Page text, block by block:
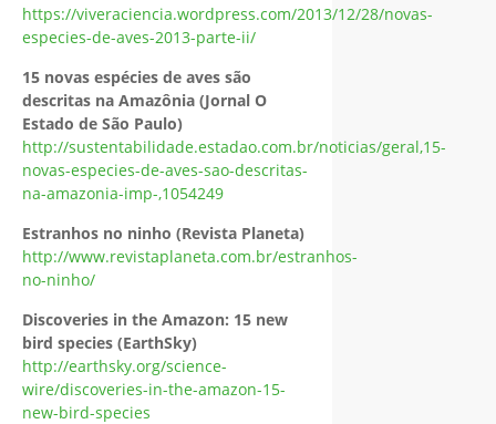
https://viveraciencia.wordpress.com/2013/12/28/novas-
especies-de-aves-2013-parte-ii/
15 novas espécies de aves são
descritas na Amazônia (Jornal O
Estado de São Paulo)
http://sustentabilidade.estadao.com.br/noticias/geral,15-
novas-especies-de-aves-sao-descritas-
na-amazonia-imp-,1054249
Estranhos no ninho (Revista Planeta)
http://www.revistaplaneta.com.br/estranhos-
no-ninho/
Discoveries in the Amazon: 15 new
bird species (EarthSky)
http://earthsky.org/science-
wire/discoveries-in-the-amazon-15-
new-bird-species